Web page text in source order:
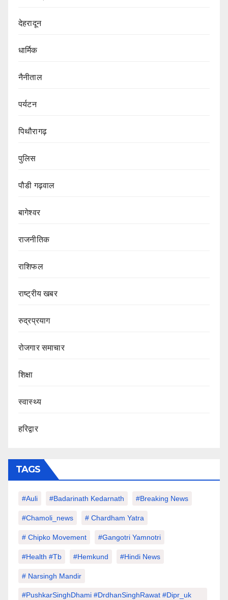
देहरादून
धार्मिक
नैनीताल
पर्यटन
पिथौरागढ़
पुलिस
पौडी गढ़वाल
बागेश्वर
राजनीतिक
राशिफल
राष्ट्रीय खबर
रुद्रप्रयाग
रोजगार समाचार
शिक्षा
स्वास्थ्य
हरिद्वार
TAGS
#auli #Badarinath Kedarnath #Breaking News
#chamoli_news # Chardham Yatra
# Chipko Movement #Gangotri Yamnotri
#Health #tb #hemkund #hindi News
# Narsingh Mandir
#PushkarSinghDhami #drdhanSinghRawat #dipr_uk